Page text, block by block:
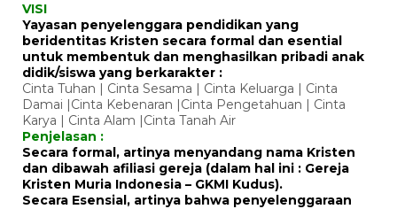
VISI
Yayasan penyelenggara pendidikan yang
beridentitas Kristen secara formal dan esential
untuk membentuk dan menghasilkan pribadi anak
didik/siswa yang berkarakter :
Cinta Tuhan | Cinta Sesama | Cinta Keluarga | Cinta
Damai |Cinta Kebenaran |Cinta Pengetahuan | Cinta
Karya | Cinta Alam |Cinta Tanah Air
Penjelasan :
Secara formal, artinya menyandang nama Kristen
dan dibawah afiliasi gereja (dalam hal ini : Gereja
Kristen Muria Indonesia – GKMI Kudus).
Secara Esensial, artinya bahwa penyelenggaraan